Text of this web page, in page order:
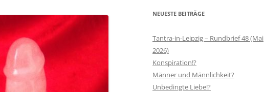
TANTRA-IM-ALLTAG
TANTRA-SKRIPTE
AUSBILDUNG – ÜBUNGSLEITER
TANTRAMASSAGE VON HELFRIED
TANTRISCHE SEXUALTHERAPIE
SERVICE
IMPRESSUM
AGB
SITEMAP
NEUESTE BEITRÄGE
Tantra-in-Leipzig – Rundbrief 48 (Mai
2026)
Konspiration!?
Männer und Männlichkeit?
Unbedingte Liebe!?